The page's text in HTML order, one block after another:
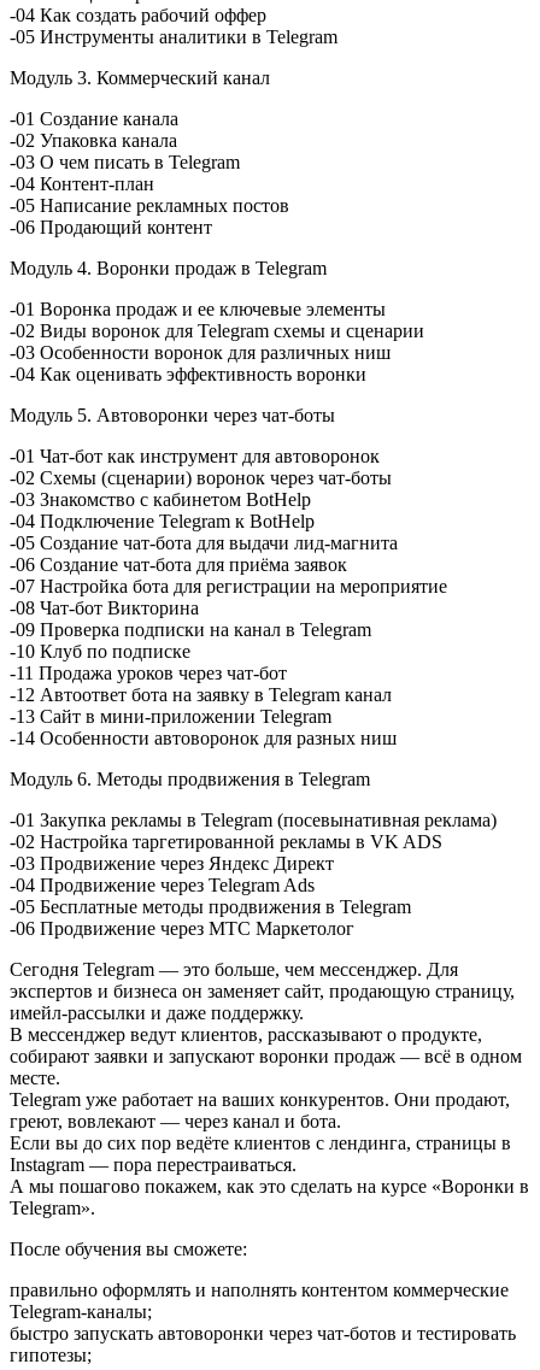
-04 Как создать рабочий оффер
-05 Инструменты аналитики в Telegram
Модуль 3. Коммерческий канал
-01 Создание канала
-02 Упаковка канала
-03 О чем писать в Telegram
-04 Контент-план
-05 Написание рекламных постов
-06 Продающий контент
Модуль 4. Воронки продаж в Telegram
-01 Воронка продаж и ее ключевые элементы
-02 Виды воронок для Telegram схемы и сценарии
-03 Особенности воронок для различных ниш
-04 Как оценивать эффективность воронки
Модуль 5. Автоворонки через чат-боты
-01 Чат-бот как инструмент для автоворонок
-02 Схемы (сценарии) воронок через чат-боты
-03 Знакомство с кабинетом BotHelp
-04 Подключение Telegram к BotHelp
-05 Создание чат-бота для выдачи лид-магнита
-06 Создание чат-бота для приёма заявок
-07 Настройка бота для регистрации на мероприятие
-08 Чат-бот Викторина
-09 Проверка подписки на канал в Telegram
-10 Клуб по подписке
-11 Продажа уроков через чат-бот
-12 Автоответ бота на заявку в Telegram канал
-13 Сайт в мини-приложении Telegram
-14 Особенности автоворонок для разных ниш
Модуль 6. Методы продвижения в Telegram
-01 Закупка рекламы в Telegram (посевынативная реклама)
-02 Настройка таргетированной рекламы в VK ADS
-03 Продвижение через Яндекс Директ
-04 Продвижение через Telegram Ads
-05 Бесплатные методы продвижения в Telegram
-06 Продвижение через МТС Маркетолог
Сегодня Telegram — это больше, чем мессенджер. Для
экспертов и бизнеса он заменяет сайт, продающую страницу,
имейл-раccылки и даже поддержку.
В мессенджер ведут клиентов, рассказывают о продукте,
собирают заявки и запускают воронки продаж — всё в одном
месте.
Telegram уже рабoтает на ваших конкурентов. Они продают,
греют, вовлекают — через канал и бота.
Если вы до сих пор ведёте клиентов с лендинга, страницы в
Instagram — пора перестраиваться.
А мы пошагово покажем, как это сделать на курсе «Воронки в
Telegram».
После обучения вы сможете:
правильно оформлять и наполнять контентом коммерческие
Telegram-каналы;
быстро запускать автоворонки через чат-ботов и теcтировать
гипотезы;